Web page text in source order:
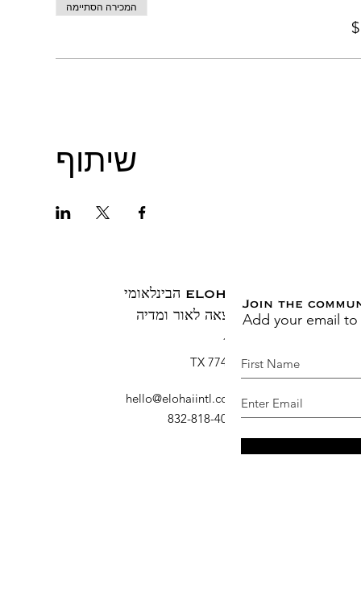
המכירה הסתיימה
שיתוף
ELOHAI הבינלאומי
הוצאה לאור ומדיה
ברוש, TX 77410
דוא"ל:
hello@elohaiintl.com
טלפון: 832-818-4007
Join the
Add your email